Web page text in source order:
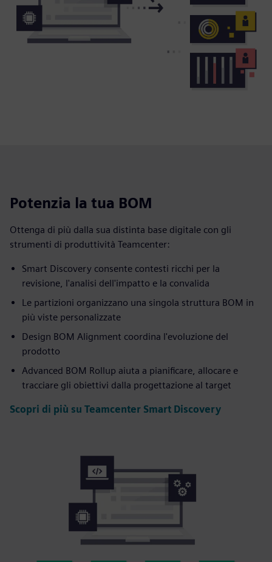
Potenzia la tua BOM
Ottenga di più dalla sua distinta base digitale con gli
strumenti di produttività Teamcenter:
Smart Discovery consente contesti ricchi per la
revisione, l'analisi dell'impatto e la convalida
Le partizioni organizzano una singola struttura BOM in
più viste personalizzate
Design BOM Alignment coordina l'evoluzione del
prodotto
Advanced BOM Rollup aiuta a pianificare, allocare e
tracciare gli obiettivi dalla progettazione al target
Scopri di più su Teamcenter Smart Discovery